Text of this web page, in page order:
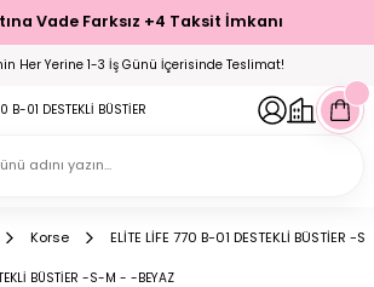
Vade Farksız +4 Taksit İmkanı
Her Yerine 1-3 İş Günü İçerisinde Teslimat!
Geri Dön
Geri Dön
Geri Dön
Geri Dön
Geri Dön
Geri Dön
Geri Dön
Geri Dön
Geri Dön
Korse ELİTE LİFE 770 B-01 DESTEKLİ BÜSTİER -